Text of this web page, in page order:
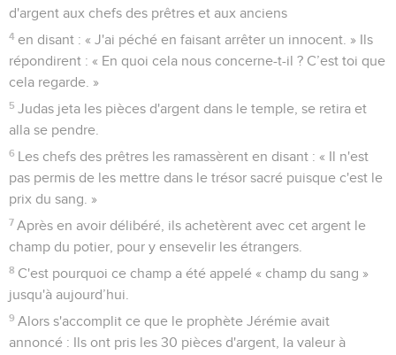
d'argent aux chefs des prêtres et aux anciens
4 en disant : « J'ai péché en faisant arrêter un innocent. » Ils
répondirent : « En quoi cela nous concerne-t-il ? C’est toi que
cela regarde. »
5 Judas jeta les pièces d'argent dans le temple, se retira et
alla se pendre.
6 Les chefs des prêtres les ramassèrent en disant : « Il n'est
pas permis de les mettre dans le trésor sacré puisque c'est le
prix du sang. »
7 Après en avoir délibéré, ils achetèrent avec cet argent le
champ du potier, pour y ensevelir les étrangers.
8 C'est pourquoi ce champ a été appelé « champ du sang »
jusqu'à aujourd’hui.
9 Alors s'accomplit ce que le prophète Jérémie avait
annoncé : Ils ont pris les 30 pièces d'argent, la valeur à